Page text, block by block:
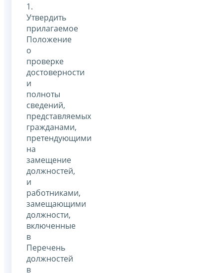
1.
Утвердить
прилагаемое
Положение
о
проверке
достоверности
и
полноты
сведений,
представляемых
гражданами,
претендующими
на
замещение
должностей,
и
работниками,
замещающими
должности,
включенные
в
Перечень
должностей
в